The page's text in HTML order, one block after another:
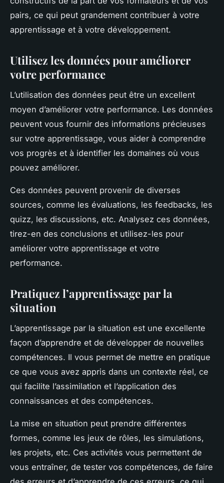
pairs, ce qui peut grandement contribuer à votre
apprentissage et à votre développement.
Utilisez les données pour améliorer
votre performance
L’utilisation des données peut être un excellent
moyen d’améliorer votre performance. Les données
peuvent vous fournir des informations précieuses
sur votre apprentissage, vous aider à comprendre
vos progrès et à identifier les domaines où vous
pouvez améliorer.
Ces données peuvent provenir de diverses
sources, comme les évaluations, les feedbacks, les
quizz, les discussions, etc. Analysez ces données,
tirez-en des conclusions et utilisez-les pour
améliorer votre apprentissage et votre
performance.
Pratiquez l’apprentissage par la
situation
L’apprentissage par la situation est une excellente
façon d’apprendre et de développer de nouvelles
compétences. Il vous permet de mettre en pratique
ce que vous avez appris dans un contexte réel, ce
qui facilite l’assimilation et l’application des
connaissances et des compétences.
La mise en situation peut prendre différentes
formes, comme les jeux de rôles, les simulations,
les projets, etc. Ces activités vous permettent de
vous entraîner, de tester vos compétences, de faire